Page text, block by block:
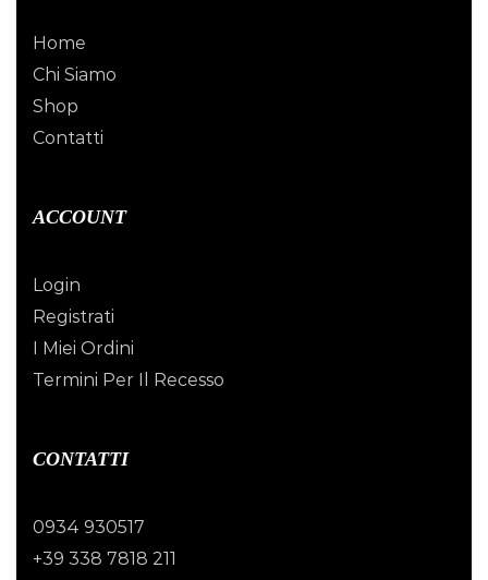
Home
Chi Siamo
Shop
Contatti
ACCOUNT
Login
Registrati
I Miei Ordini
Termini Per Il Recesso
CONTATTI
0934 930517
+39 338 7818 211